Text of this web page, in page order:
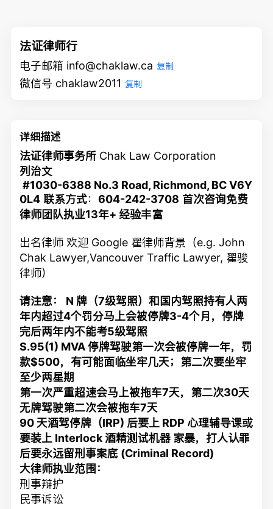
法证律师行
电子邮箱 info@chaklaw.ca 复制
微信号 chaklaw2011 复制
详细描述
法证律师事务所 Chak Law Corporation
列治文
#1030-6388 No.3 Road, Richmond, BC V6Y
0L4 联系方式：604-242-3708 首次咨询免费
律师团队执业13年+ 经验丰富
出名律师 欢迎 Google 翟律师背景（e.g. John
Chak Lawyer,Vancouver Traffic Lawyer, 翟骏
律师）
请注意： N 牌（7级驾照）和国内驾照持有人两
年内超过4个罚分马上会被停牌3-4个月，停牌
完后两年内不能考5级驾照
S.95(1) MVA 停牌驾驶第一次会被停牌一年，罚
款$500，有可能面临坐牢几天；第二次要坐牢
至少两星期
第一次严重超速会马上被拖车7天，第二次30天
无牌驾驶第二次会被拖车7天
90 天酒驾停牌（IRP) 后要上 RDP 心理辅导课或
要装上 Interlock 酒精测试机器 家暴，打人认罪
后要永远留刑事案底 (Criminal Record)
大律师执业范围：
刑事辩护
民事诉讼